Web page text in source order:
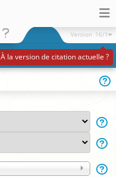
À la version de citation actuelle ?
Version 16/1